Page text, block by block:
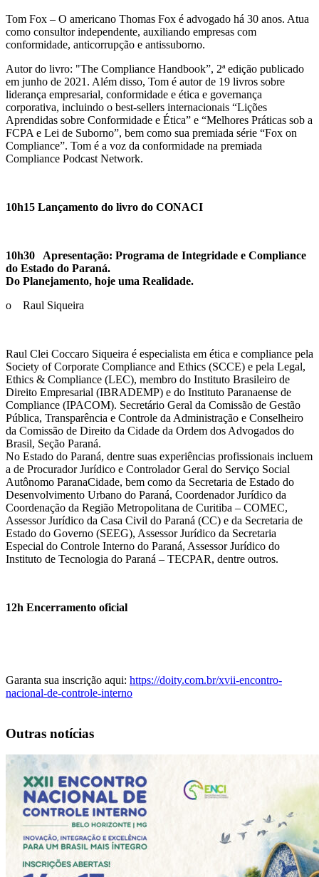
Tom Fox – O americano Thomas Fox é advogado há 30 anos. Atua
como consultor independente, auxiliando empresas com
conformidade, anticorrupção e antissuborno.
Autor do livro: "The Compliance Handbook”, 2ª edição publicado
em junho de 2021. Além disso, Tom é autor de 19 livros sobre
liderança empresarial, conformidade e ética e governança
corporativa, incluindo o best-sellers internacionais “Lições
Aprendidas sobre Conformidade e Ética” e “Melhores Práticas sob a
FCPA e Lei de Suborno”, bem como sua premiada série “Fox on
Compliance”. Tom é a voz da conformidade na premiada
Compliance Podcast Network.
10h15 Lançamento do livro do CONACI
10h30 Apresentação: Programa de Integridade e Compliance
do Estado do Paraná.
Do Planejamento, hoje uma Realidade.
o Raul Siqueira
Raul Clei Coccaro Siqueira é especialista em ética e compliance pela
Society of Corporate Compliance and Ethics (SCCE) e pela Legal,
Ethics & Compliance (LEC), membro do Instituto Brasileiro de
Direito Empresarial (IBRADEMP) e do Instituto Paranaense de
Compliance (IPACOM). Secretário Geral da Comissão de Gestão
Pública, Transparência e Controle da Administração e Conselheiro
da Comissão de Direito da Cidade da Ordem dos Advogados do
Brasil, Seção Paraná.
No Estado do Paraná, dentre suas experiências profissionais incluem
a de Procurador Jurídico e Controlador Geral do Serviço Social
Autônomo ParanaCidade, bem como da Secretaria de Estado do
Desenvolvimento Urbano do Paraná, Coordenador Jurídico da
Coordenação da Região Metropolitana de Curitiba – COMEC,
Assessor Jurídico da Casa Civil do Paraná (CC) e da Secretaria de
Estado do Governo (SEEG), Assessor Jurídico da Secretaria
Especial do Controle Interno do Paraná, Assessor Jurídico do
Instituto de Tecnologia do Paraná – TECPAR, dentre outros.
12h Encerramento oficial
Garanta sua inscrição aqui: https://doity.com.br/xvii-encontro-
nacional-de-controle-interno
Outras notícias